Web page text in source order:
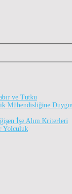
ve Tutku
Mühendisliğine
İşe Alım Kriterleri
Yolculuk